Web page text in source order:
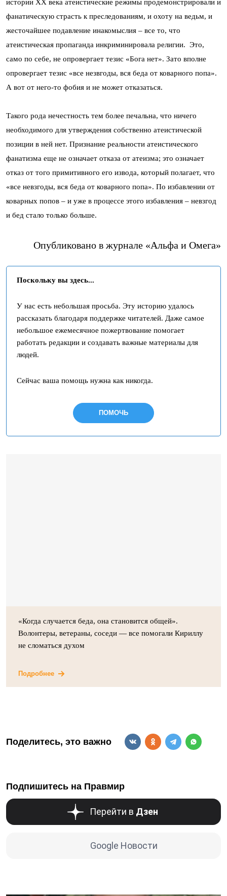
истории ХХ века атеистические режимы продемонстрировали и
фанатическую страсть к преследованиям, и охоту на ведьм, и
жесточайшее подавление инакомыслия – все то, что
атеистическая пропаганда инкриминировала религии. Это,
само по себе, не опровергает тезис «Бога нет». Зато вполне
опровергает тезис «все незвгоды, вся беда от коварного попа».
А вот от него-то фобия и не может отказаться.
Такого рода нечестность тем более печальна, что ничего
необходимого для утверждения собственно атеистической
позиции в ней нет. Признание реальности атеистического
фанатизма еще не означает отказа от атеизма; это означает
отказ от того примитивного его извода, который полагает, что
«все невзгоды, вся беда от коварного попа». По избавлении от
коварных попов – и уже в процессе этого избавления – невзгод
и бед стало только больше.
Опубликовано в журнале «Альфа и Омега»
Поскольку вы здесь...
У нас есть небольшая просьба. Эту историю удалось
рассказать благодаря поддержке читателей. Даже самое
небольшое ежемесячное пожертвование помогает
работать редакции и создавать важные материалы для
людей.
Сейчас ваша помощь нужна как никогда.
ПОМОЧЬ
«Когда случается беда, она становится общей».
Волонтеры, ветераны, соседи — все помогали Кириллу
не сломаться духом
Подробнее
Поделитесь, это важно
Подпишитесь на Правмир
Перейти в Дзен
Google Новости